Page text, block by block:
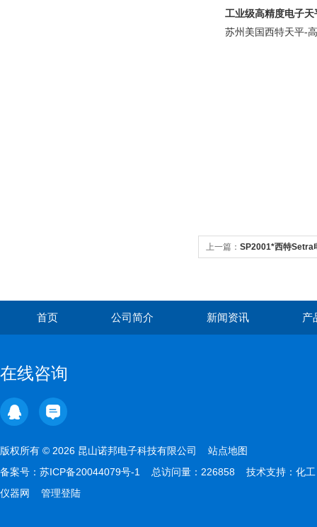
工业级高精度电子
苏州美国西特天平-
上一篇： SP2001*西特Setra
首页 公司简介 新闻资讯 产
在线咨询
版权所有 © 2026 昆山诺邦电子科技有限公司 站点地图
备案号： 苏ICP备20044079号-1 总访问量：226858 技术支持： 化工
仪器网
管理登陆